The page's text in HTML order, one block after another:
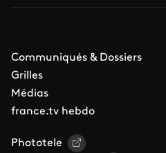
Communiqués & Dossiers
Grilles
Médias
france.tv hebdo
Phototele